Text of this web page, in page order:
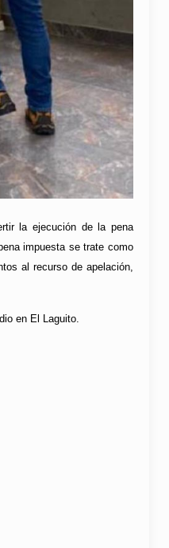
la ejecución de la pena
impuesta se trate como
al recurso de apelación,
en El Laguito.